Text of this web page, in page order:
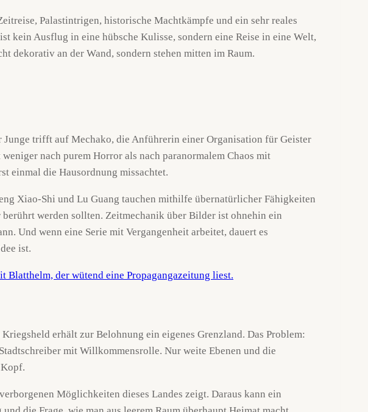
Palastintrigen, historische Machtkämpfe und ein sehr reales
kein Ausflug in eine hübsche Kulisse, sondern eine Reise in eine Welt,
dekorativ an der Wand, sondern stehen mitten im Raum.
trifft auf Mechako, die Anführerin einer Organisation für Geister
nach purem Horror als nach paranormalem Chaos mit
einmal die Hausordnung missachtet.
Xiao-Shi und Lu Guang tauchen mithilfe übernatürlicher Fähigkeiten
werden sollten. Zeitmechanik über Bilder ist ohnehin ein
Und wenn eine Serie mit Vergangenheit arbeitet, dauert es
ist.
erhält zur Belohnung ein eigenes Grenzland. Das Problem:
mit Willkommensrolle. Nur weite Ebenen und die
Möglichkeiten dieses Landes zeigt. Daraus kann ein